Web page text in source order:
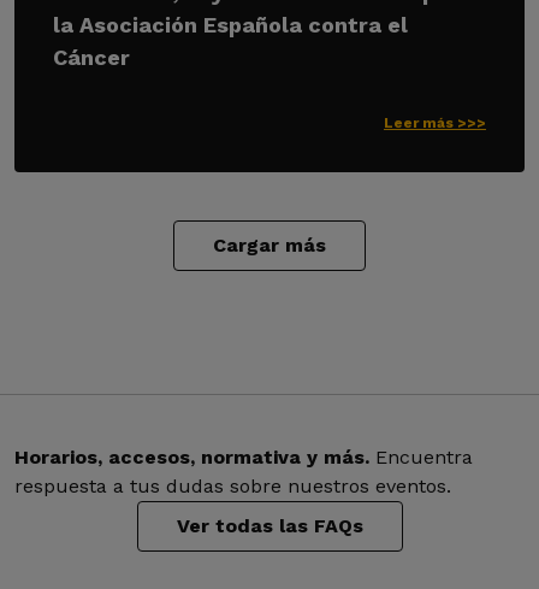
la Asociación Española contra el
Cáncer
Leer más >>>
Cargar más
Horarios, accesos, normativa y más. Encuentra
respuesta a tus dudas sobre nuestros eventos.
Ver todas las FAQs